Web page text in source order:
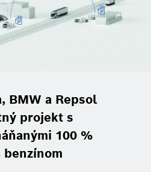
BMW a Repsol
projekt s
100 %